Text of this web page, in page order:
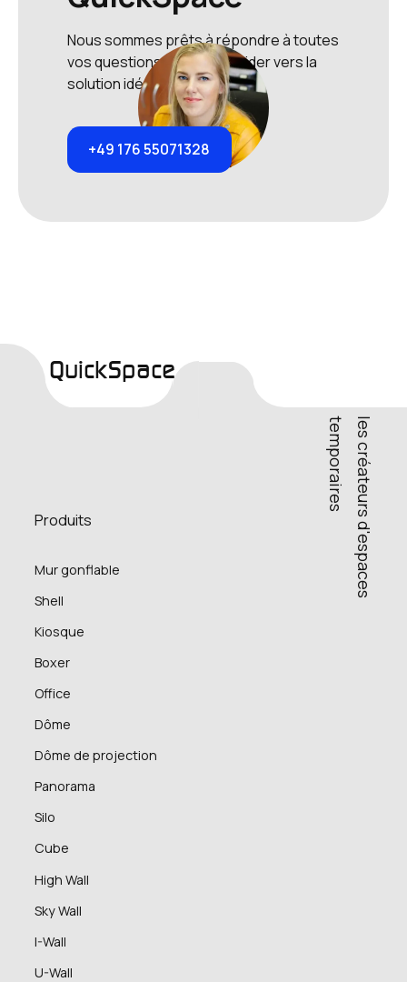
Nous sommes prêts à répondre à toutes
vos questions et à vous guider vers la
solution idéale.
+49 176 55071328
QuickSpace
l
e
s
c
r
é
a
t
e
u
r
s
d
'
e
s
p
a
c
e
s
t
e
m
p
o
r
a
i
r
e
s
Produits
Mur gonflable
Shell
Kiosque
Boxer
Office
Dôme
Dôme de projection
Panorama
Silo
Cube
High Wall
Sky Wall
I-Wall
U-Wall